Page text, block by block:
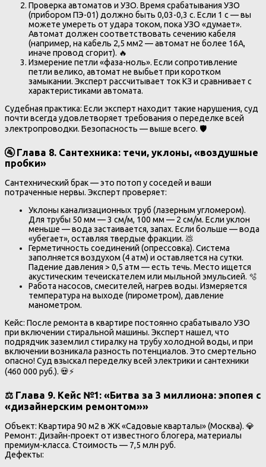
Проверка автоматов и УЗО. Время срабатывания УЗО
(прибором ПЭ-01) должно быть 0,03-0,3 с. Если 1 с — вы
можете умереть от удара током, пока УЗО «думает».
Автомат должен соответствовать сечению кабеля
(например, на кабель 2,5 мм2 — автомат не более 16А,
иначе провод сгорит). 🔥
Измерение петли «фаза-ноль». Если сопротивление
петли велико, автомат не выбьет при коротком
замыкании. Эксперт рассчитывает ток КЗ и сравнивает с
характеристиками автомата.
Судебная практика: Если эксперт находит такие нарушения, суд
почти всегда удовлетворяет требования о переделке всей
электропроводки. Безопасность — выше всего. 🛡️
🚰 Глава 8. Сантехника: течи, уклоны, «воздушные
пробки»
Сантехнический брак — это потоп у соседей и ваши
потраченные нервы. Эксперт проверяет:
Уклоны канализационных труб (лазерным угломером).
Для трубы 50 мм — 3 см/м, 100 мм — 2 см/м. Если уклон
меньше — вода застаивается, запах. Если больше — вода
«убегает», оставляя твердые фракции. 💩
Герметичность соединений (опрессовка). Система
заполняется воздухом (4 атм) и оставляется на сутки.
Падение давления > 0,5 атм — есть течь. Место ищется
акустическим течеискателем или мыльной эмульсией. 🫧
Работа насосов, смесителей, нагрев воды. Измеряется
температура на выходе (пирометром), давление
манометром.
Кейс: После ремонта в квартире постоянно срабатывало УЗО
при включении стиральной машины. Эксперт нашел, что
подрядчик заземлил стиралку на трубу холодной воды, и при
включении возникала разность потенциалов. Это смертельно
опасно! Суд взыскал переделку всей электрики и сантехники
(460 000 руб.). 💀⚡
⚖️ Глава 9. Кейс №1: «Битва за 3 миллиона: эпопея с
«дизайнерским ремонтом»»
Объект: Квартира 90 м2 в ЖК «Садовые кварталы» (Москва). 💎
Ремонт: Дизайн-проект от известного блогера, материалы
премиум-класса. Стоимость — 7,5 млн руб.
Дефекты: